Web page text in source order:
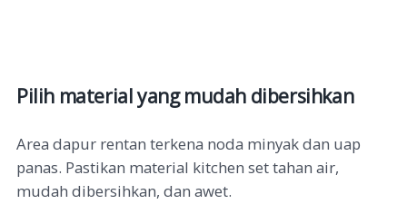
Pilih material yang mudah dibersihkan
Area dapur rentan terkena noda minyak dan uap
panas. Pastikan material kitchen set tahan air,
mudah dibersihkan, dan awet.